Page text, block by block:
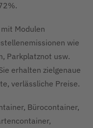
Modulen
wie
Parkplatznot usw.
erhalten zielgenaue
verlässliche Preise.
Bürocontainer,